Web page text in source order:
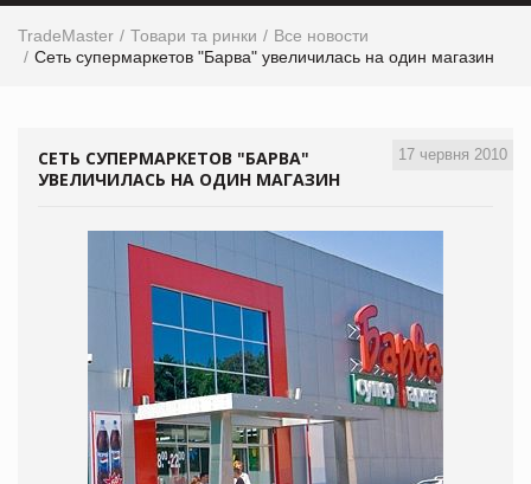
TradeMaster Товари та ринки
Все новости
Сеть супермаркетов "Барва" увеличилась на один магазин
17 червня 2010
СЕТЬ СУПЕРМАРКЕТОВ "БАРВА"
УВЕЛИЧИЛАСЬ НА ОДИН МАГАЗИН